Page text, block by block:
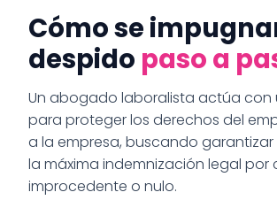
Cómo se
despido paso a
Un abogado laboralista actúa con
para proteger los derechos del
a la empresa, buscando
la máxima indemnización legal por
improcedente o nulo.